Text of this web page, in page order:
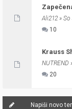
Ali212 » So
10
Krauss
NUTREND
20
Napiši novo